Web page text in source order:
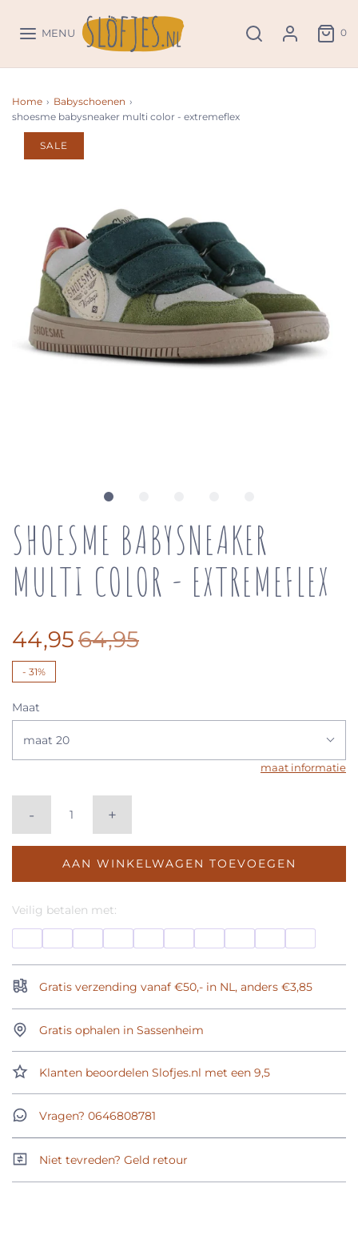
MENU 0
Home › Babyschoenen ›
shoesme babysneaker multi color - extremeflex
SALE
SHOESME BABYSNEAKER
MULTI COLOR - EXTREMEFLEX
44,9564,95
- 31%
Maat
maat 20
maat informatie
- +
AAN WINKELWAGEN TOEVOEGEN
Veilig betalen met:
Gratis verzending vanaf €50,- in NL, anders €3,85
Gratis ophalen in Sassenheim
Klanten beoordelen Slofjes.nl met een 9,5
Vragen? 0646808781
Niet tevreden? Geld retour